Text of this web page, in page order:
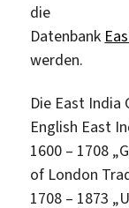
die
Datenbank
werden.
Die East India
English East
1600 – 1708
of London
1708 – 1873